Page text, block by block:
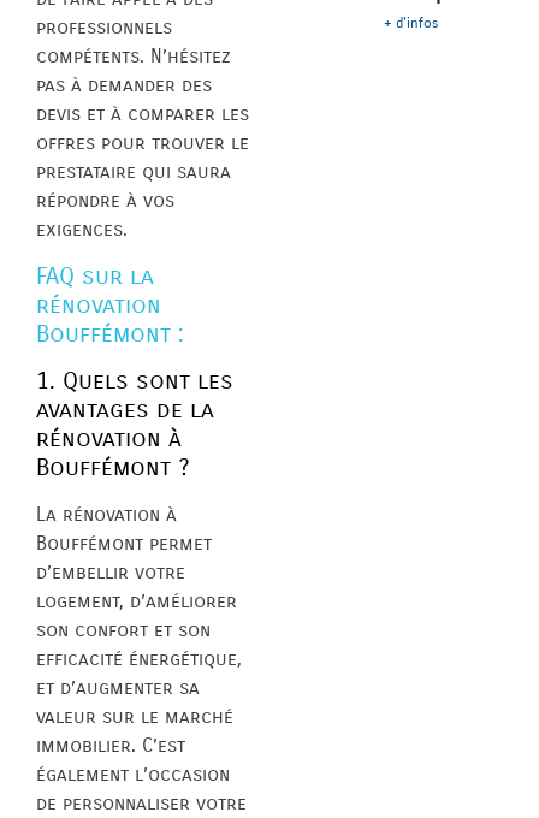
professionnels
compétents. N’hésitez
pas à demander des
devis et à comparer les
offres pour trouver le
prestataire qui saura
répondre à vos
exigences.
FAQ sur la
rénovation
Bouffémont :
1. Quels sont les
avantages de la
rénovation à
Bouffémont ?
La rénovation à
Bouffémont permet
d’embellir votre
logement, d’améliorer
son confort et son
efficacité énergétique,
et d’augmenter sa
valeur sur le marché
immobilier. C’est
également l’occasion
de personnaliser votre
+ d'infos